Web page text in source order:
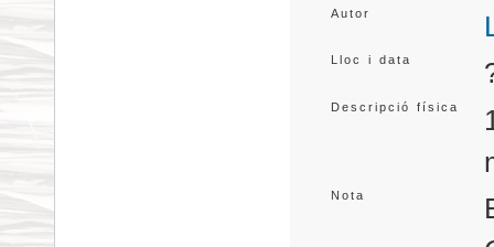
Autor
Lloc i data
Descripció física
Nota